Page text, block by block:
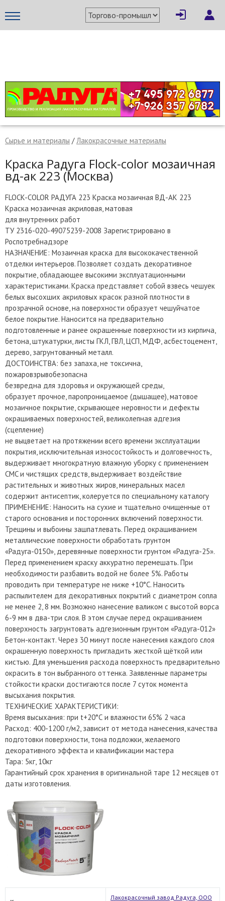
Сырье и материалы /Лакокрасочные материалы
Краска Радуга Flock-color мозаичная
вд-ак 223 (Москва)
FLOCK-COLOR РАДУГА 223 Краска мозаичная ВД-АК 223
Краска мозаичная акриловая, матовая
для внутренних работ
ТУ 2316-020-49075239-2008 Зарегистрировано в
Роспотребнадзоре
НАЗНАЧЕНИЕ: Мозаичная краска для высококачественной
отделки интерьеров. Позволяет создать декоративное
покрытие, обладающее высокими эксплуатационными
характеристиками. Краска представляет собой взвесь чешуек
белых высохших акриловых красок разной плотности в
прозрачной основе, на поверхности образует чешуйчатое
белое покрытие. Наносится на предварительно
подготовленные и ранее окрашенные поверхности из кирпича,
бетона, штукатурки, листы ГКЛ, ГВЛ, ЦСП, МДФ, асбестоцемент,
дерево, загрунтованный металл.
ДОСТОИНСТВА: без запаха, не токсична,
пожаровзрывобезопасна
безвредна для здоровья и окружающей среды,
образует прочное, паропроницаемое (дышащее), матовое
мозаичное покрытие, скрывающее неровности и дефекты
окрашиваемых поверхностей, великолепная адгезия
(сцепление)
не выцветает на протяжении всего времени эксплуатации
покрытия, исключительная износостойкость и долговечность,
выдерживает многократную влажную уборку с применением
CMC и чистящих средств, выдерживает воздействие
растительных и животных жиров, минеральных масел
содержит антисептик, колеруется по специальному каталогу
ПРИМЕНЕНИЕ: Наносить на сухие и тщательно очищенные от
старого основания и посторонних включений поверхности.
Трещины и выбоины зашпатлевать. Перед окрашиванием
металлические поверхности обработать грунтом
«Радуга-0150», деревянные поверхности грунтом «Радуга-25».
Перед применением краску аккуратно перемешать. При
необходимости разбавить водой не более 5%. Работы
проводить при температуре не ниже +10°С. Наносить
распылителем для декоративных покрытий с диаметром сопла
не менее 2, 8 мм. Возможно нанесение валиком с высотой ворса
6-9 мм в два-три слоя. В этом случае перед окрашиванием
поверхность загрунтовать адгезионным грунтом «Радуга-012»
Бетон-контакт. Через 30 минут после нанесения каждого слоя
окрашенную поверхность пригладить жесткой щёткой или
кистью. Для уменьшения расхода поверхность предварительно
окрасить в тон выбранного оттенка. Заявленные параметры
стойкости краски достигаются после 7 суток момента
высыхания покрытия.
ТЕХНИЧЕСКИЕ ХАРАКТЕРИСТИКИ:
Время высыхания: при t+20°С и влажности 65% 2 часа
Расход: 400-1200 г/м2, зависит от метода нанесения, качества
подготовки поверхности, тона подложки, желаемого
декоративного эффекта и квалификации мастера
Тара: 5кг, 10кг
Гарантийный срок хранения в оригинальной таре 12 месяцев от
даты изготовления.
× Написать поставщику
Отмена Отправить сообщение
Лакокрасочный завод Радуга, ООО